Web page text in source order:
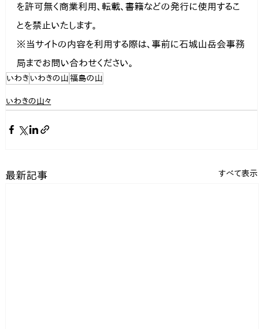
を許可無く商業利用、転載、書籍などの発行に使用するこ
とを禁止いたします。
※当サイトの内容を利用する際は、事前に石城山岳会事務
局までお問い合わせください。
いわき いわきの山 福島の山
いわきの山々
最新記事 すべて表示